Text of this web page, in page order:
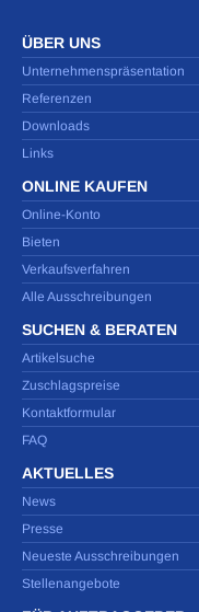
ÜBER UNS
Unternehmenspräsentation
Referenzen
Downloads
Links
ONLINE KAUFEN
Online-Konto
Bieten
Verkaufsverfahren
Alle Ausschreibungen
SUCHEN & BERATEN
Artikelsuche
Zuschlagspreise
Kontaktformular
FAQ
AKTUELLES
News
Presse
Neueste Ausschreibungen
Stellenangebote